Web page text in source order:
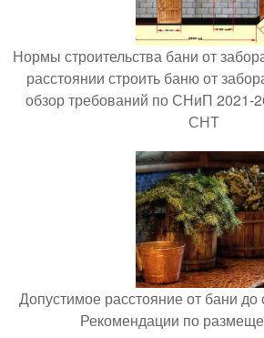
Нормы строительства бани от
расстоянии строить баню от
обзор требований по СНиП 2021-
СНТ
Допустимое расстояние от бани до
Рекомендации по